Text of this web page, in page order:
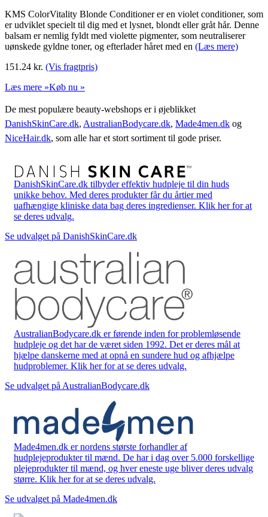
KMS ColorVitality Blonde Conditioner er en violet conditioner, som
er udviklet specielt til dig med et lysnet, blondt eller gråt hår. Denne
balsam er nemlig fyldt med violette pigmenter, som neutraliserer
uønskede gyldne toner, og efterlader håret med en (Læs mere)
151.24 kr. (Vis fragtpris)
Læs mere »Køb nu »
De mest populære beauty-webshops er i øjeblikket
DanishSkinCare.dk, AustralianBodycare.dk, Made4men.dk og
NiceHair.dk, som alle har et stort sortiment til gode priser.
DanishSkinCare.dk tilbyder effektiv hudpleje til din huds
unikke behov. Med deres produkter får du årtier med
uafhængige kliniske data bag deres ingredienser. Klik her for at
se deres udvalg.
Se udvalget på DanishSkinCare.dk
AustralianBodycare.dk er førende inden for problemløsende
hudpleje og det har de været siden 1992. Det er deres mål at
hjælpe danskerne med at opnå en sundere hud og afhjælpe
hudproblemer. Klik her for at se deres udvalg.
Se udvalget på AustralianBodycare.dk
Made4men.dk er nordens største forhandler af
hudplejeprodukter til mænd. De har i dag over 5.000 forskellige
plejeprodukter til mænd, og hver eneste uge bliver deres udvalg
større. Klik her for at se deres udvalg.
Se udvalget på Made4men.dk